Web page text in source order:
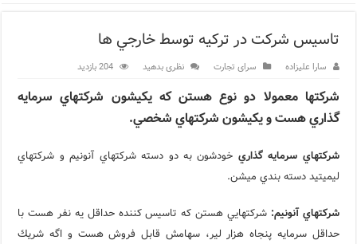
اپلیکیشن KarDes؛ راهنمای رایگان کشف تاریخ و فرهنگ پنهان ترکیه
مرکز خرید پولات استانبول | تجربه‌ای متفاوت از خرید و سبک
12 اشتباه رایج در دریافت شهروندی ترکیه از طریق خرید ملک
ویژگی‌های منفی شخصیت در زبان ترکی استانبولی
ویژگی‌های مثبت شخصیت در زبان ترکی استانبولی
موزه افسانه‌های کارتال استانبول؛ سفری به دنیای قصه‌ها در
تاسيس شركت در تركيه توسط خارجي ها
سارا علیزاده سرای تجارت نظری بدهید 204 بازدید
شركتها معمولا دو نوع هستن كه يكيشون شركتهاي سرمايه
گذاري هست و يكيشون شركتهاي شخصي.
شركتهاي سرمايه گذاري خودشون به دو دسته شركتهاي آنونيم و شركتهاي
ليميتيد دسته بندي ميشن.
شركتهاي آنونيم: شركتهايي هستن كه تاسيس كننده حداقل يه نفر هست با
حداقل سرمايه پنجاه هزار لير، سهامش قابل فروش هست و اگه شريك